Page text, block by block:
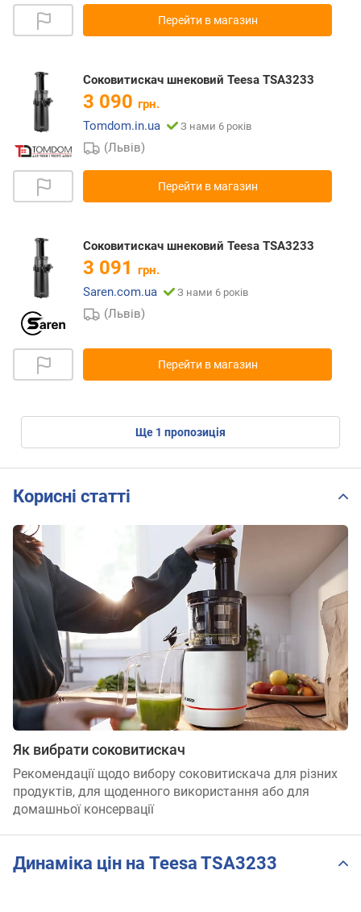
Перейти в магазин
Соковитискач шнековий Teesa TSA3233
3 090 грн.
Tomdom.in.ua
З нами 6 років
(Львів)
Перейти в магазин
Соковитискач шнековий Teesa TSA3233
3 091 грн.
Saren.com.ua
З нами 6 років
(Львів)
Перейти в магазин
ще 1 пропозиція
Корисні статті
Як вибрати соковитискач
Рекомендації щодо вибору соковитискача для різних
продуктів, для щоденного використання або для
домашньої консервації
Динаміка цін на Teesa TSA3233